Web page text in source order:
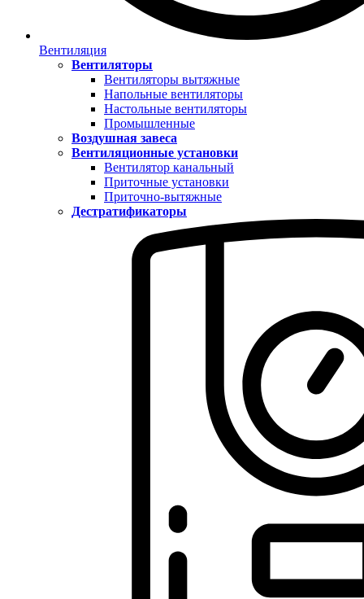
Вентиляция
Вентиляторы
Вентиляторы вытяжные
Напольные вентиляторы
Настольные вентиляторы
Промышленные
Воздушная завеса
Вентиляционные установки
Вентилятор канальный
Приточные установки
Приточно-вытяжные
Дестратификаторы